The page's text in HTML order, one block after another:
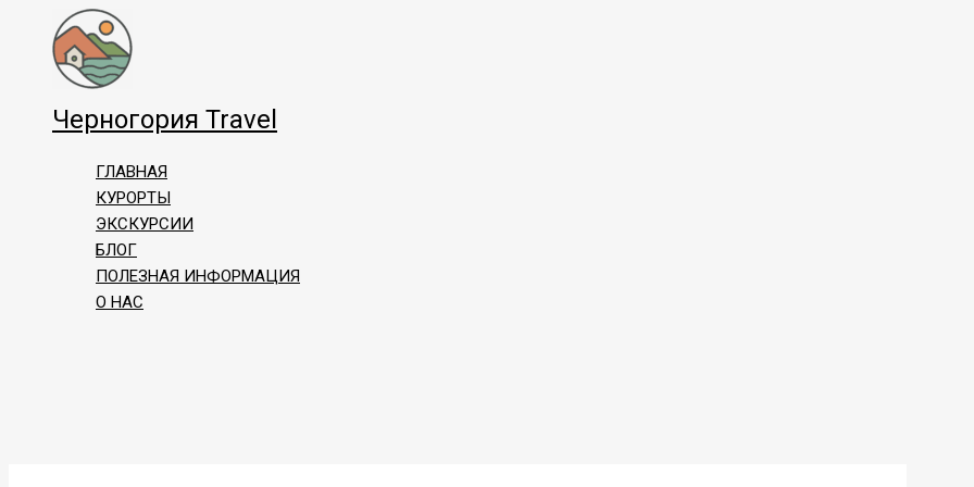
Перейти
содержимому
Черногория Travel
ГЛАВНАЯ
КУРОРТЫ
ЭКСКУРСИИ
БЛОГ
ПОЛЕЗНАЯ ИНФОРМАЦИЯ
О НАС